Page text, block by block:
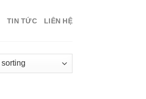
TIN TỨC LIÊN HỆ